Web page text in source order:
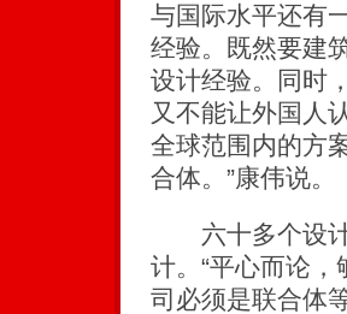
与国际水平还有
经验。既然要建
设计经验。同时
又不能让外国人
全球范围内的方
合体。”康伟说。
六十多个设计
计。“平心而论
司必须是联合体